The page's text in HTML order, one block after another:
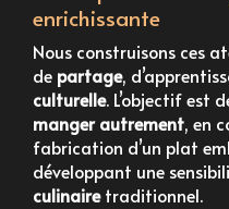
enrichissante
Nous construisons ces
de partage,
culturelle. L’objectif est
manger autrement, en
fabrication d’un plat
développant une
culinairetraditionnel.